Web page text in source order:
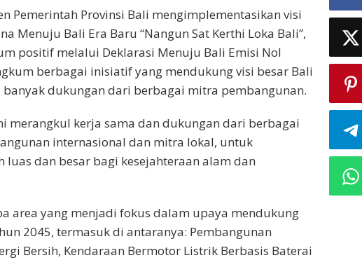
Pemerintah Provinsi Bali mengimplementasikan visi
Menuju Bali Era Baru “Nangun Sat Kerthi Loka Bali”,
positif melalui Deklarasi Menuju Bali Emisi Nol
berbagai inisiatif yang mendukung visi besar Bali
dukungan dari berbagai mitra pembangunan.
merangkul kerja sama dan dukungan dari berbagai
internasional dan mitra lokal, untuk
dan besar bagi kesejahteraan alam dan
area yang menjadi fokus dalam upaya mendukung
2045, termasuk di antaranya: Pembangunan
Bersih, Kendaraan Bermotor Listrik Berbasis Baterai